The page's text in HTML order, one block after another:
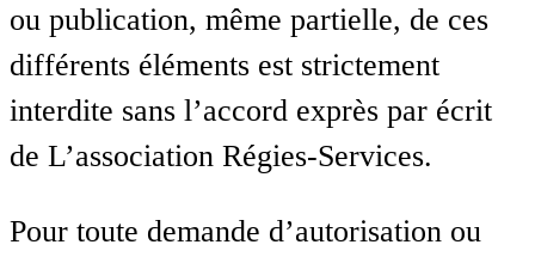
ou publication, même partielle, de ces
différents éléments est strictement
interdite sans l’accord exprès par écrit
de L’association Régies-Services.
Pour toute demande d’autorisation ou